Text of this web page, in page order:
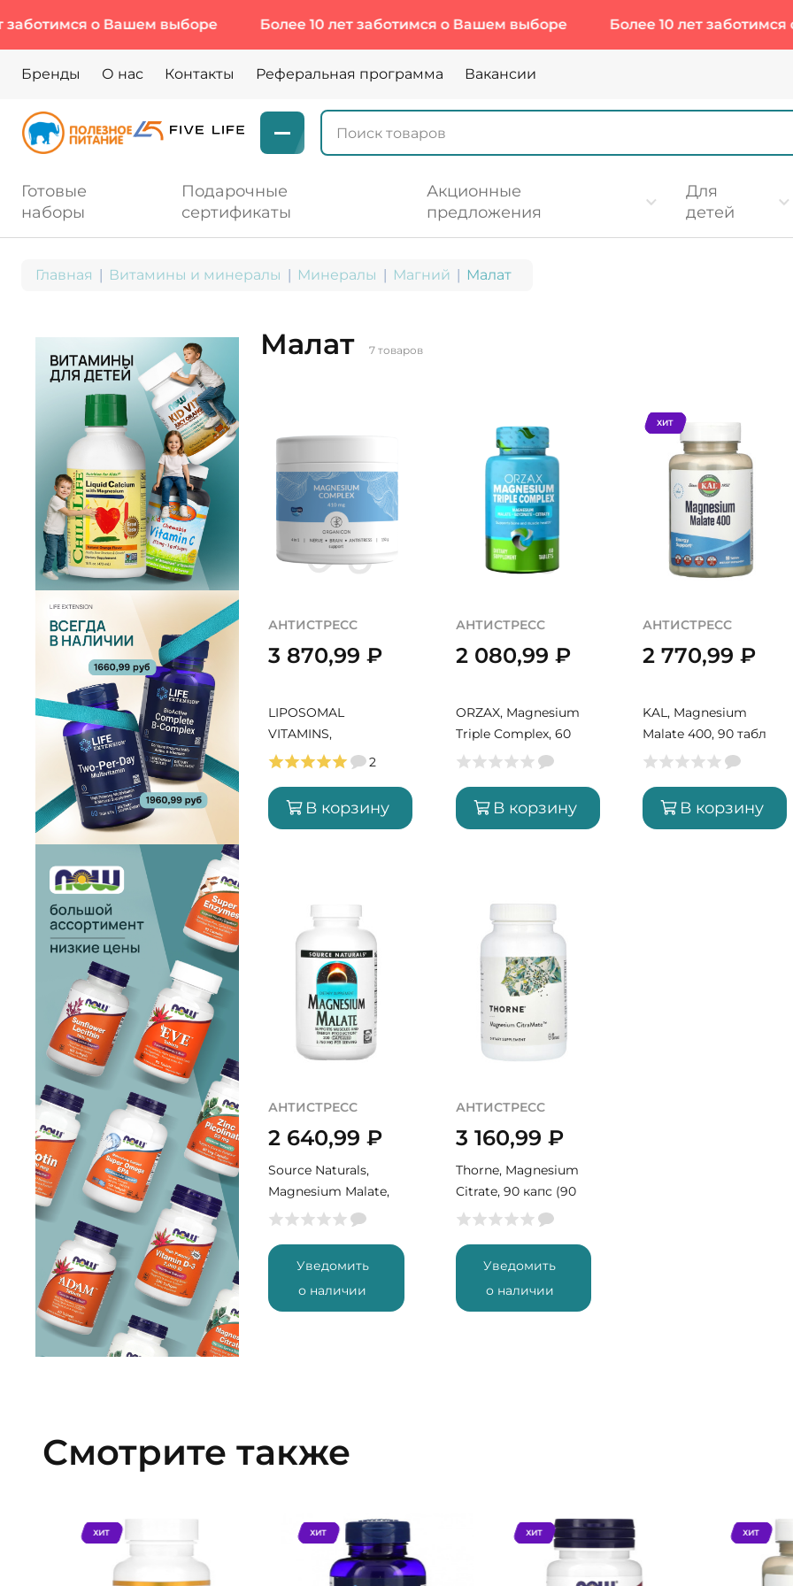
о Вашем выборе Более 10 лет заботимся о Вашем выборе Более 10 лет заботимся о
Бренды О нас Контакты Реферальная программа Вакансии
Готовые
наборы
Подарочные
сертификаты
Акционные
предложения
Для
детей
Главная Витамины и минералы Минералы Магний Малат
Малат 7 товаров
АНТИСТРЕСС
3 870,99 ₽
LIPOSOMAL
VITAMINS,
MAGNESIUM
(30 порций)
2
В корзину
АНТИСТРЕСС
2 080,99 ₽
ORZAX, Magnesium
Triple Complex, 60
табл (60 порций)
В корзину
ХИТ
АНТИСТРЕСС
2 770,99₽
KAL, Magnesium
Malate 400, 90 табл
(45 порций)
В корзину
АНТИСТРЕСС
2 640,99 ₽
Source Naturals,
Magnesium Malate,
200 капс (33
Уведомить
о наличии
АНТИСТРЕСС
3 160,99 ₽
Thorne, Magnesium
Citrate, 90 капс (90
порций)
Уведомить
о наличии
Смотрите также
ХИТ ХИТ ХИТ ХИТ